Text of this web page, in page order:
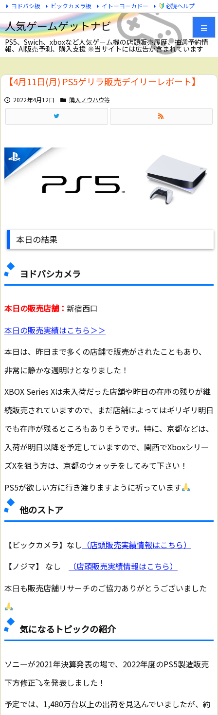
人気ゲームゲットナビ
PS5、Swich、xboxなど人気ゲーム機の店頭販売履歴、抽選予約情
報、AI販売予測、購入支援 ※当サイトには広告が含まれています
メニュ
前へ
ヨドバシ板 ビックカメラ板 イトーヨーカドー 必読ヘルプ
【4月11日(月) PS5ゲリラ販売デイリーレポート】
2022年4月12日 購入ノウハウ等
本日の結果
ヨドバシカメラ
本日の販売店舗： 新宿西口
本日の販売実績はこちら＞＞
本日は、昨日まで多くの店舗で販売がされたこともあり、
非常に静かな週明けとなりました！
XBOX Series Xは未入荷だった店舗や昨日の在庫の残りが継
続販売されていますので、まだ店舗によってはギリギリ明日
でも在庫が残るところもありそうです。特に、京都などは、
入荷が明日以降を予定していますので、関西でXboxシリー
ズXを狙う方は、京都のウォッチをしてみて下さい！
PS5が欲しい方に行き渡りますように祈っています
他のストア
【ビックカメラ】なし （店頭販売実績情報はこちら）
【ノジマ】 なし
（店頭販売実績情報はこちら）
本日も販売店舗リサーチのご協力ありがとうございました
気になるトピックの紹介
ソニーが2021年決算発表の場で、2022年度のPS5製造販売
下方修正⤵を発表しました！
予定では、1,480万台以上の出荷を見込んでいましたが、約